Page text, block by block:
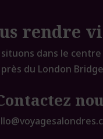
rendre
dans le
près du London